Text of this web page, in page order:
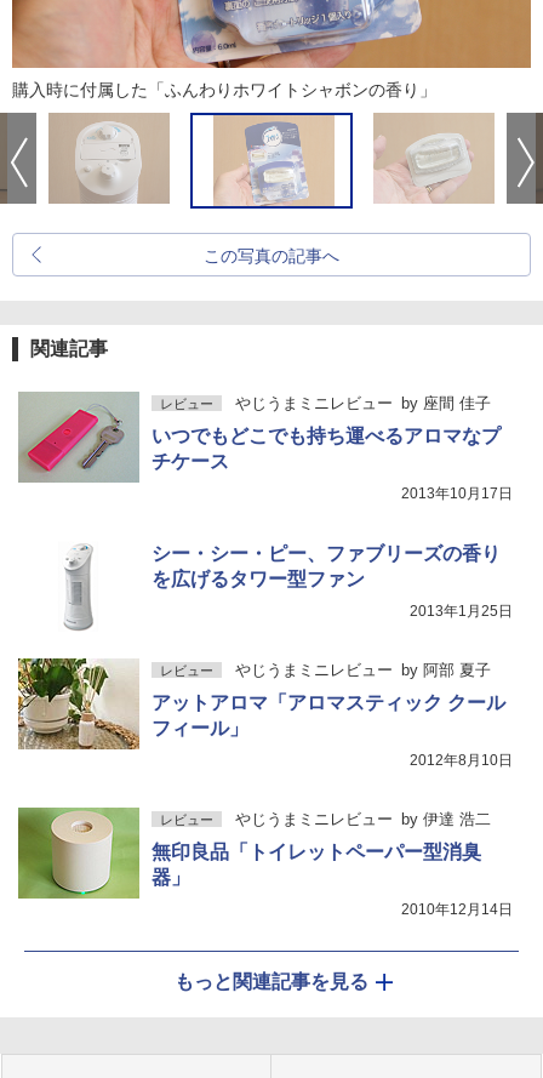
購入時に付属した「ふんわりホワイトシャボンの香り」
この写真の記事へ
関連記事
レビュー やじうまミニレビュー by 座間 佳子
いつでもどこでも持ち運べるアロマなプ
チケース
2013年10月17日
シー・シー・ピー、ファブリーズの香り
を広げるタワー型ファン
2013年1月25日
レビュー やじうまミニレビュー by 阿部 夏子
アットアロマ「アロマスティック クール
フィール」
2012年8月10日
レビュー やじうまミニレビュー by 伊達 浩二
無印良品「トイレットペーパー型消臭
器」
2010年12月14日
もっと関連記事を見る